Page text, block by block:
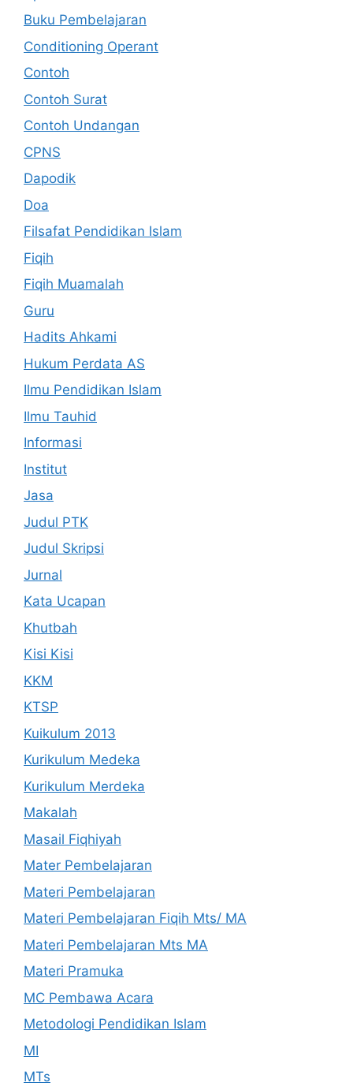
Buku Pembelajaran
Conditioning Operant
Contoh
Contoh Surat
Contoh Undangan
CPNS
Dapodik
Doa
Filsafat Pendidikan Islam
Fiqih
Fiqih Muamalah
Guru
Hadits Ahkami
Hukum Perdata AS
Ilmu Pendidikan Islam
Ilmu Tauhid
Informasi
Institut
Jasa
Judul PTK
Judul Skripsi
Jurnal
Kata Ucapan
Khutbah
Kisi Kisi
KKM
KTSP
Kuikulum 2013
Kurikulum Medeka
Kurikulum Merdeka
Makalah
Masail Fiqhiyah
Mater Pembelajaran
Materi Pembelajaran
Materi Pembelajaran Fiqih Mts/ MA
Materi Pembelajaran Mts MA
Materi Pramuka
MC Pembawa Acara
Metodologi Pendidikan Islam
MI
MTs